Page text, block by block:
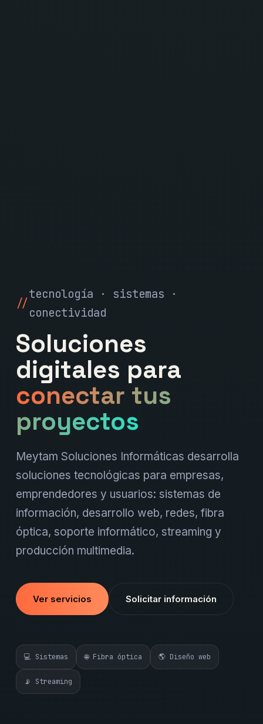
tecnología · sistemas ·
conectividad
Soluciones
digitales para
conectar tus
proyectos
Meytam Soluciones Informáticas desarrolla
soluciones tecnológicas para empresas,
emprendedores y usuarios: sistemas de
información, desarrollo web, redes, fibra
óptica, soporte informático, streaming y
producción multimedia.
Ver servicios Solicitar información
💻 Sistemas 🌐 Fibra óptica 🌎 Diseño web
📡 Streaming